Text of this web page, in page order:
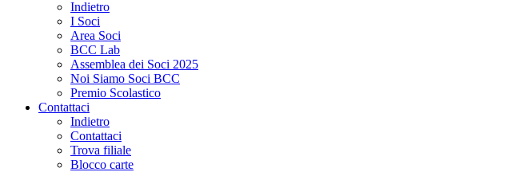
Indietro
I Soci
Area Soci
BCC Lab
Assemblea dei Soci 2025
Noi Siamo Soci BCC
Premio Scolastico
Contattaci
Indietro
Contattaci
Trova filiale
Blocco carte